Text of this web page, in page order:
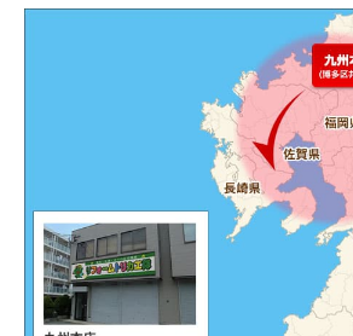
エアコンが２００V対応型だが、同
業務用なのでコンセントの形状が
事業者が買いに行く始末。注文時
別の部屋もお願いしたいと考えて
akagenoane